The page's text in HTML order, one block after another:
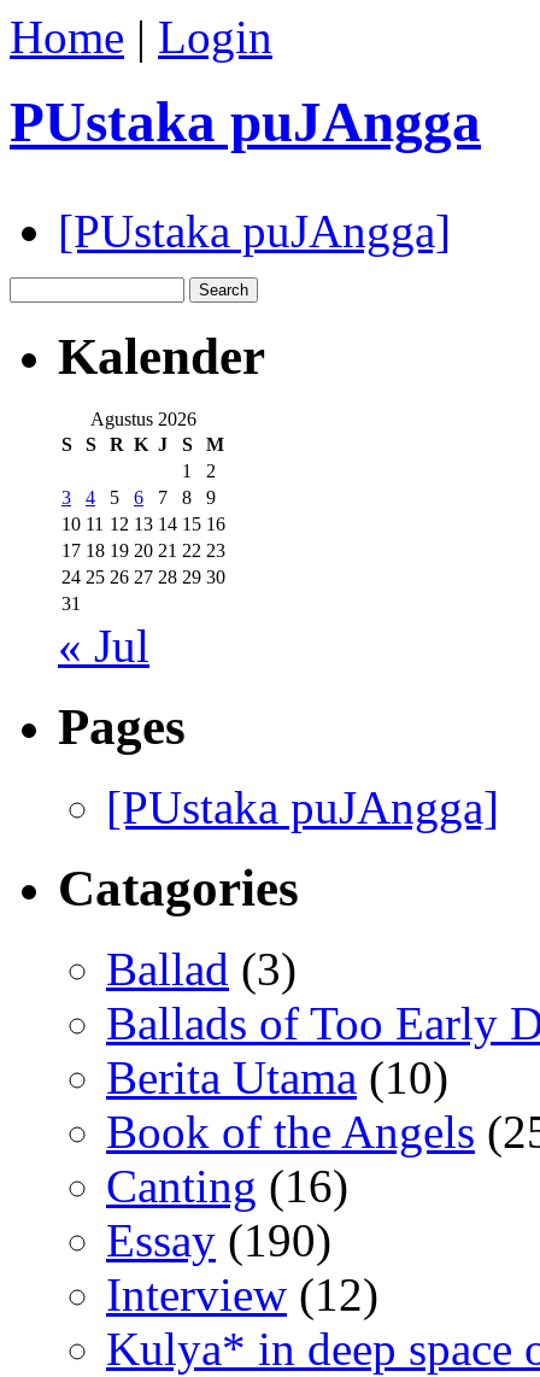
Home | Login
PUstaka puJAngga
[PUstaka puJAngga]
Kalender
Agustus 2026
S
S R K J S
M
1
2
3
4 5 6 7 8
9
10 11 12 13 14 15 16
17 18 19 20 21 22 23
24 25 26 27 28 29 30
31
« Jul
Pages
[PUstaka puJAngga]
Catagories
Ballad (3)
Ballads of Too Early
Berita Utama (10)
Book of the Angels
Canting (16)
Essay (190)
Interview (12)
Kulya* in deep space